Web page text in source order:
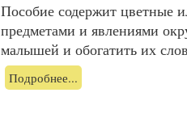
Пособие содержит цветные
предметами и явлениями
малышей и обогатить их
Подробнее...